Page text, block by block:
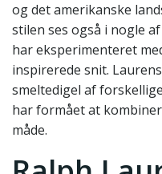
og det amerikanske
stilen ses også i nogle
har eksperimenteret
inspirerede snit.
smeltedigel af
har formået at
måde.